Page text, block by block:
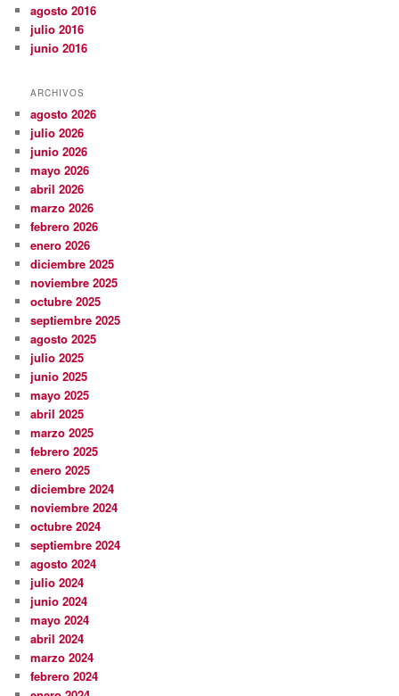
agosto 2016
julio 2016
junio 2016
ARCHIVOS
agosto 2026
julio 2026
junio 2026
mayo 2026
abril 2026
marzo 2026
febrero 2026
enero 2026
diciembre 2025
noviembre 2025
octubre 2025
septiembre 2025
agosto 2025
julio 2025
junio 2025
mayo 2025
abril 2025
marzo 2025
febrero 2025
enero 2025
diciembre 2024
noviembre 2024
octubre 2024
septiembre 2024
agosto 2024
julio 2024
junio 2024
mayo 2024
abril 2024
marzo 2024
febrero 2024